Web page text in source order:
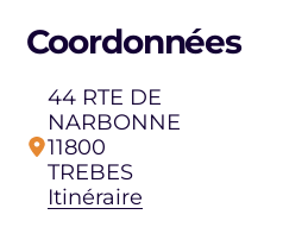
Coordonnées
44 RTE DE
NARBONNE
11800
TREBES
Itinéraire